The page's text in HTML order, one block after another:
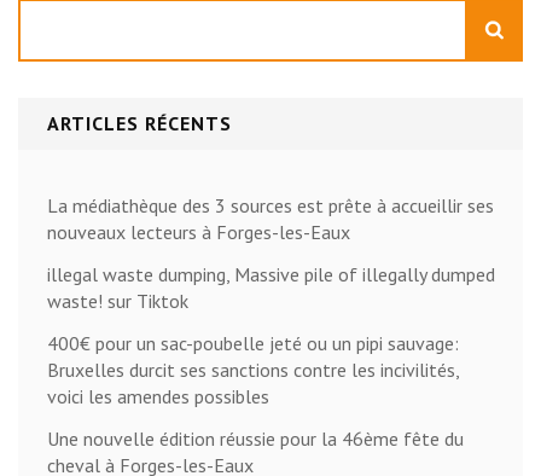
ARTICLES RÉCENTS
La médiathèque des 3 sources est prête à accueillir ses
nouveaux lecteurs à Forges-les-Eaux
illegal waste dumping, Massive pile of illegally dumped
waste! sur Tiktok
400€ pour un sac-poubelle jeté ou un pipi sauvage:
Bruxelles durcit ses sanctions contre les incivilités,
voici les amendes possibles
Une nouvelle édition réussie pour la 46ème fête du
cheval à Forges-les-Eaux